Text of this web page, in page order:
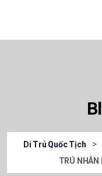
Di Trú Quốc Tịch >
TRÚ NHÂN